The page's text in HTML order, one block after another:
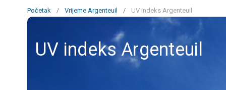
Početak / Vrijeme Argenteuil / UV indeks Argenteuil
UV indeks Argenteuil